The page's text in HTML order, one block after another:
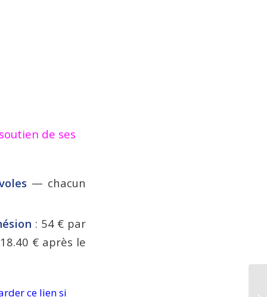
de ses
— chacun
: 54 € par
€ après le
ce lien si